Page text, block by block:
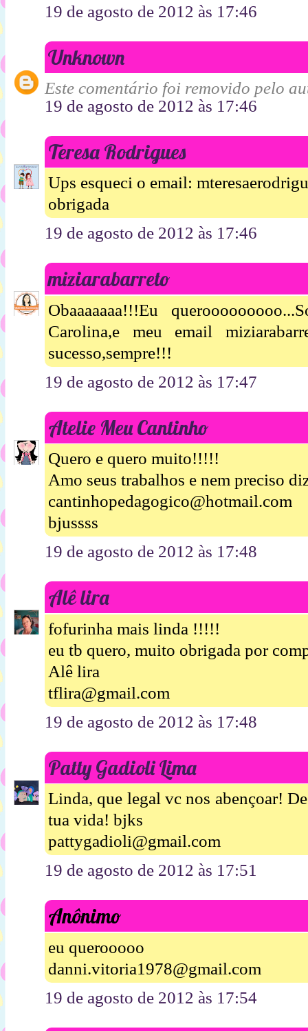
19 de agosto de 2012 às 17:46
Unknown
Este comentário foi removido pelo
19 de agosto de 2012 às 17:46
Teresa Rodrigues
Ups esqueci o email:
obrigada
19 de agosto de 2012 às 17:46
miziarabarreto
Obaaaaaaa!!!Eu
Carolina,e meu email
sucesso,sempre!!!
19 de agosto de 2012 às 17:47
Atelie Meu Cantinho
Quero e quero muito!!!!!
Amo seus trabalhos e nem preciso
cantinhopedagogico@hotmail.com
bjussss
19 de agosto de 2012 às 17:48
Alê lira
fofurinha mais linda !!!!!
eu tb quero, muito obrigada por
Alê lira
tflira@gmail.com
19 de agosto de 2012 às 17:48
Patty Gadioli Lima
Linda, que legal vc nos abençoar!
tua vida! bjks
pattygadioli@gmail.com
19 de agosto de 2012 às 17:51
Anônimo
eu querooooo
danni.vitoria1978@gmail.com
19 de agosto de 2012 às 17:54